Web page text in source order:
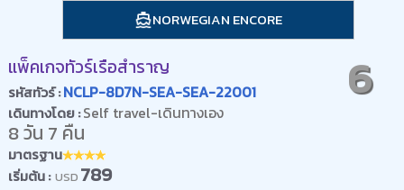
NORWEGIAN ENCORE
แพ็คเกจทัวร์เรือสำราญ
รหัสทัวร์ :NCLP-8D7N-SEA-SEA-22001 6
เดินทางโดย :Self travel-เดินทางเอง
8 วัน 7 คืน
มาตรฐาน
เริ่มต้น : USD 789